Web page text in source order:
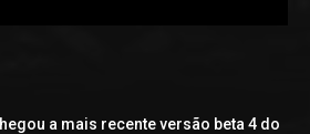
a mais recente versão beta 4 do